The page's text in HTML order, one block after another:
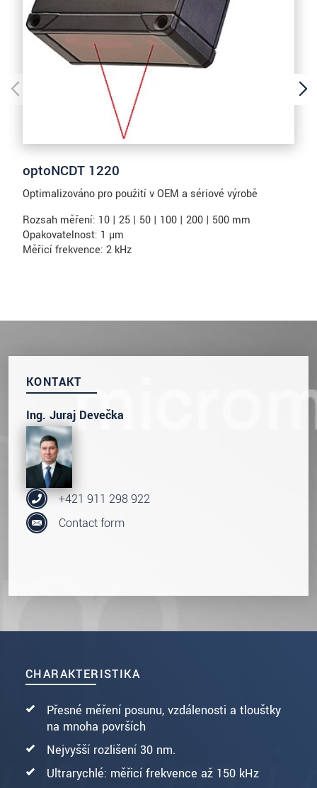
optoNCDT 1220
Optimalizováno pro použití v OEM a sériové výrobě
Rozsah měření: 10 | 25 | 50 | 100 | 200 | 500 mm
Opakovatelnost: 1 µm
Měřicí frekvence: 2 kHz
CHARAKTERISTIKA
Přesné měření posunu, vzdálenosti a tloušťky
na mnoha površích
Nejvyšší rozlišení 30 nm.
Ultrarychlé: měřicí frekvence až 150 kHz
KONTAKT
Ing. Juraj Devečka
+421 911 298 922
Contact form